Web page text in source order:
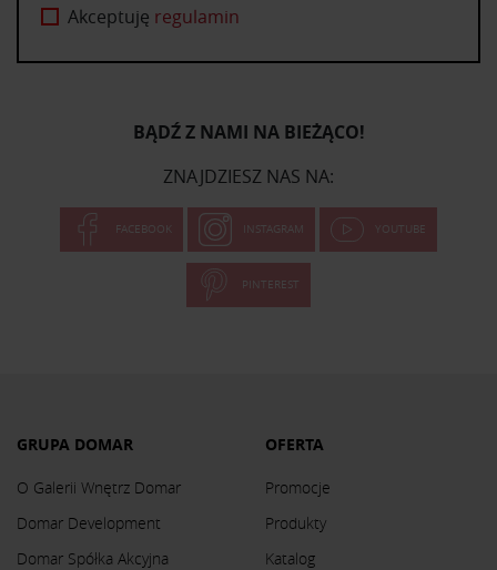
Akceptuję regulamin
BĄDŹ Z NAMI NA BIEŻĄCO!
ZNAJDZIESZ NAS NA:
FACEBOOK INSTAGRAM YOUTUBE
PINTEREST
GRUPA DOMAR
O Galerii Wnętrz Domar
Domar Development
Domar Spółka Akcyjna
OFERTA
Promocje
Produkty
Katalog